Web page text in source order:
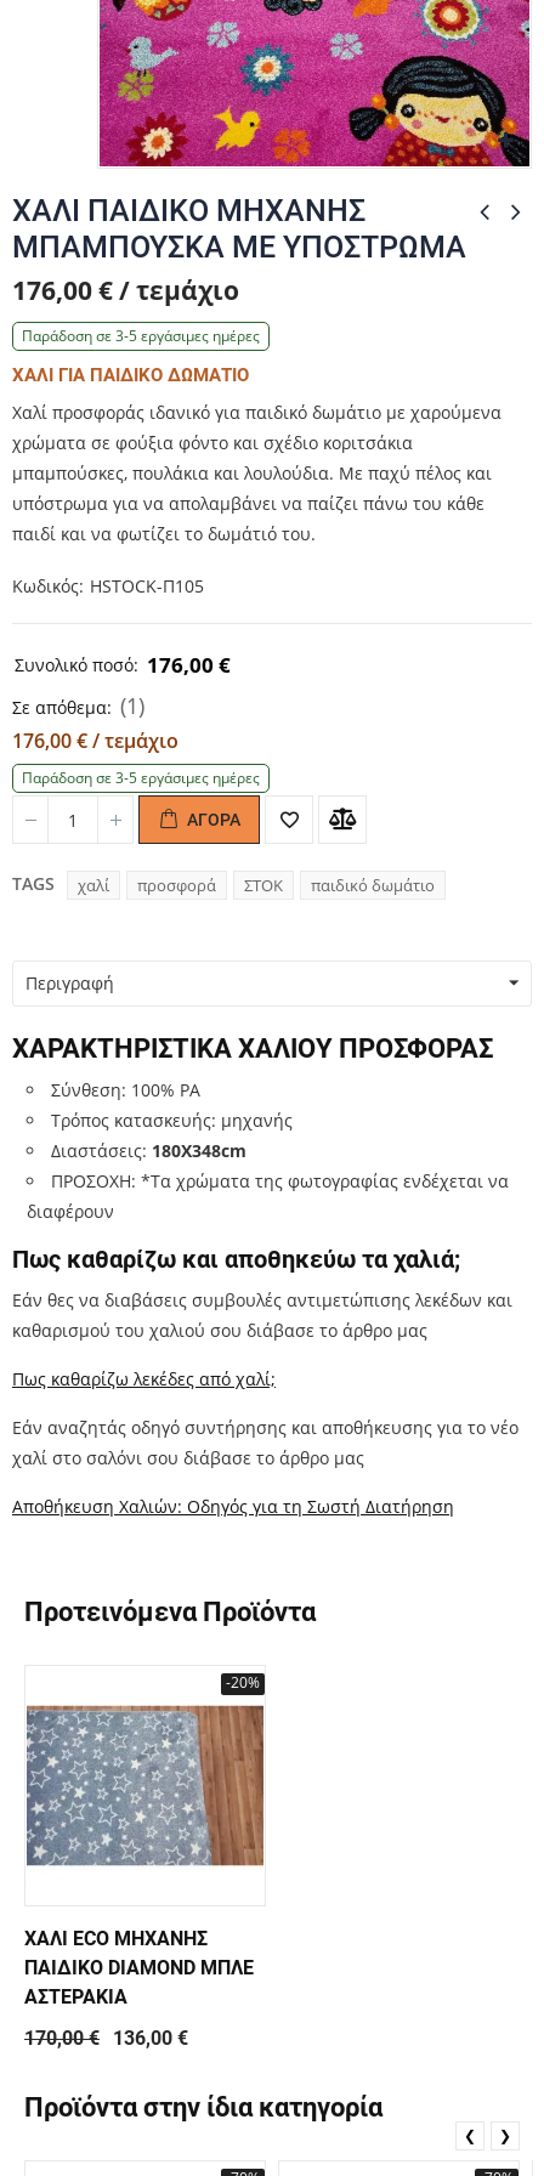
ΧΑΛΙ ΠΑΙΔΙΚΟ ΜΗΧΑΝΗΣ
ΜΠΑΜΠΟΥΣΚΑ ΜΕ ΥΠΟΣΤΡΩΜΑ
176,00 € / τεμάχιο
Παράδοση σε 3-5 εργάσιμες ημέρες
ΧΑΛΙ ΓΙΑ ΠΑΙΔΙΚΟ ΔΩΜΑΤΙΟ
Χαλί προσφοράς ιδανικό για παιδικό δωμάτιο με χαρούμενα
χρώματα σε φούξια φόντο και σχέδιο κοριτσάκια
μπαμπούσκες, πουλάκια και λουλούδια. Με παχύ πέλος και
υπόστρωμα για να απολαμβάνει να παίζει πάνω του κάθε
παιδί και να φωτίζει το δωμάτιό του.
Κωδικός HSTOCK-Π105
Συνολικό ποσό: 176,00 €
Σε απόθεμα: (1)
176,00 € / τεμάχιο
Παράδοση σε 3-5 εργάσιμες ημέρες
Quantity
Quantity ΑΓΟΡΆ
TAGS χαλί προσφορά ΣΤΟΚ παιδικό δωμάτιο
Περιγραφή
ΧΑΡΑΚΤΗΡΙΣΤΙΚΑ ΧΑΛΙΟΥ ΠΡΟΣΦΟΡΑΣ
Σύνθεση: 100% PA
Τρόπος κατασκευής: μηχανής
Διαστάσεις: 180Χ348cm
ΠΡΟΣΟΧΗ: *Τα χρώματα της φωτογραφίας ενδέχεται να
διαφέρουν
Πως καθαρίζω και αποθηκεύω τα χαλιά;
Εάν θες να διαβάσεις συμβουλές αντιμετώπισης λεκέδων και
καθαρισμού του χαλιού σου διάβασε το άρθρο μας
Πως καθαρίζω λεκέδες από χαλί;
Εάν αναζητάς οδηγό συντήρησης και αποθήκευσης για το νέο
χαλί στο σαλόνι σου διάβασε το άρθρο μας
Αποθήκευση Χαλιών: Οδηγός για τη Σωστή Διατήρηση
Προτεινόμενα Προϊόντα
-20%
ΧΑΛΙ ECO ΜΗΧΑΝΗΣ
ΠΑΙΔΙΚΟ DIAMOND ΜΠΛΕ
ΑΣΤΕΡΑΚΙΑ
170,00 €
136,00 €
Προϊόντα στην ίδια κατηγορία
❮ ❯